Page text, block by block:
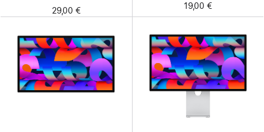
29,00 € 19,00 €